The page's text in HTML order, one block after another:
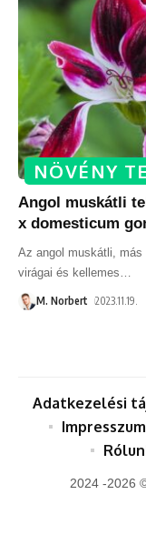
NÖVÉNY
Angol muskátli
x domesticum
Az angol muskátli, más
virágai és kellemes
M. Norbert 2023.11.19.
2024 -2026
Adatkezelési
Impresszum